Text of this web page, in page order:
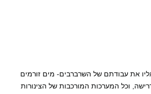
את עבודתם של השרברבים- מים זורמים
וכל המערכות המורכבות של הצינורות